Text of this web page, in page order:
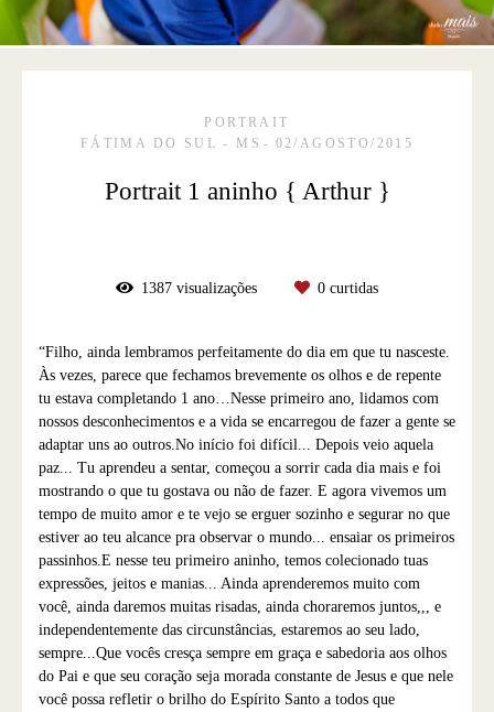
PORTRAIT
FÁTIMA DO SUL - MS
02/AGOSTO/2015
Portrait 1 aninho { Arthur }
1387 visualizações 0 curtidas
“Filho, ainda lembramos perfeitamente do dia em que tu nasceste.
Às vezes, parece que fechamos brevemente os olhos e de repente
tu estava completando 1 ano…Nesse primeiro ano, lidamos com
nossos desconhecimentos e a vida se encarregou de fazer a gente se
adaptar uns ao outros.No início foi difícil... Depois veio aquela
paz... Tu aprendeu a sentar, começou a sorrir cada dia mais e foi
mostrando o que tu gostava ou não de fazer. E agora vivemos um
tempo de muito amor e te vejo se erguer sozinho e segurar no que
estiver ao teu alcance pra observar o mundo... ensaiar os primeiros
passinhos.E nesse teu primeiro aninho, temos colecionado tuas
expressões, jeitos e manias... Ainda aprenderemos muito com
você, ainda daremos muitas risadas, ainda choraremos juntos,,, e
independentemente das circunstâncias, estaremos ao seu lado,
sempre...Que vocês cresça sempre em graça e sabedoria aos olhos
do Pai e que seu coração seja morada constante de Jesus e que nele
você possa refletir o brilho do Espírito Santo a todos que